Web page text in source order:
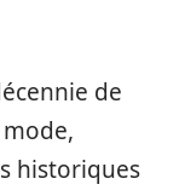
de
historiques